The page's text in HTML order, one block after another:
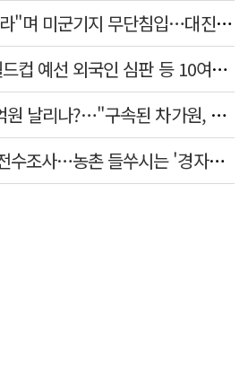
"호남반도체 방해 말라"며 미군기지 무단침입…대진연 회원 3명 '구속'
축구협회, 15년 전 월드컵 예선 외국인 심판 등 10여명에 '성 접대'
이승기, 전세금 105억원 날리나?…"구속된 차가원, 형사 범죄 영역"
정부 느닷없는 농지 전수조사…농촌 들쑤시는 '경자유전'의 칼날